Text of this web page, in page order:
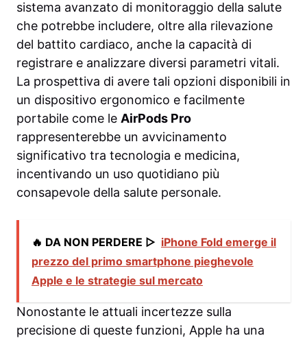
sistema avanzato di monitoraggio della salute
che potrebbe includere, oltre alla rilevazione
del battito cardiaco, anche la capacità di
registrare e analizzare diversi parametri vitali.
La prospettiva di avere tali opzioni disponibili in
un dispositivo ergonomico e facilmente
portabile come le AirPods Pro
rappresenterebbe un avvicinamento
significativo tra tecnologia e medicina,
incentivando un uso quotidiano più
consapevole della salute personale.
🔥 DA NON PERDERE ▷ iPhone Fold emerge il
prezzo del primo smartphone pieghevole
Apple e le strategie sul mercato
Nonostante le attuali incertezze sulla
precisione di queste funzioni, Apple ha una